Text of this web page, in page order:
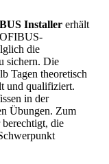
Installer erhält
die
sichern. Die
Tagen theoretisch
und qualifiziert.
in der
Übungen. Zum
die